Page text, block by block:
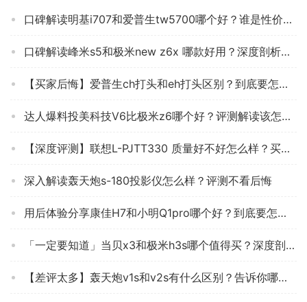
口碑解读明基i707和爱普生tw5700哪个好？谁是性价比之王
口碑解读峰米s5和极米new z6x 哪款好用？深度剖析功能区别
【买家后悔】爱普生ch打头和eh打头区别？到底要怎么选择
达人爆料投美科技V6比极米z6哪个好？评测解读该怎么选
【深度评测】联想L-PJTT330 质量好不好怎么样？买投影机 应该注意哪些方面细节！
深入解读轰天炮s-180投影仪怎么样？评测不看后悔
用后体验分享康佳H7和小明Q1pro哪个好？到底要怎么选择
「一定要知道」当贝x3和极米h3s哪个值得买？深度剖析功能区别
【差评太多】轰天炮v1s和v2s有什么区别？告诉你哪款性价比高